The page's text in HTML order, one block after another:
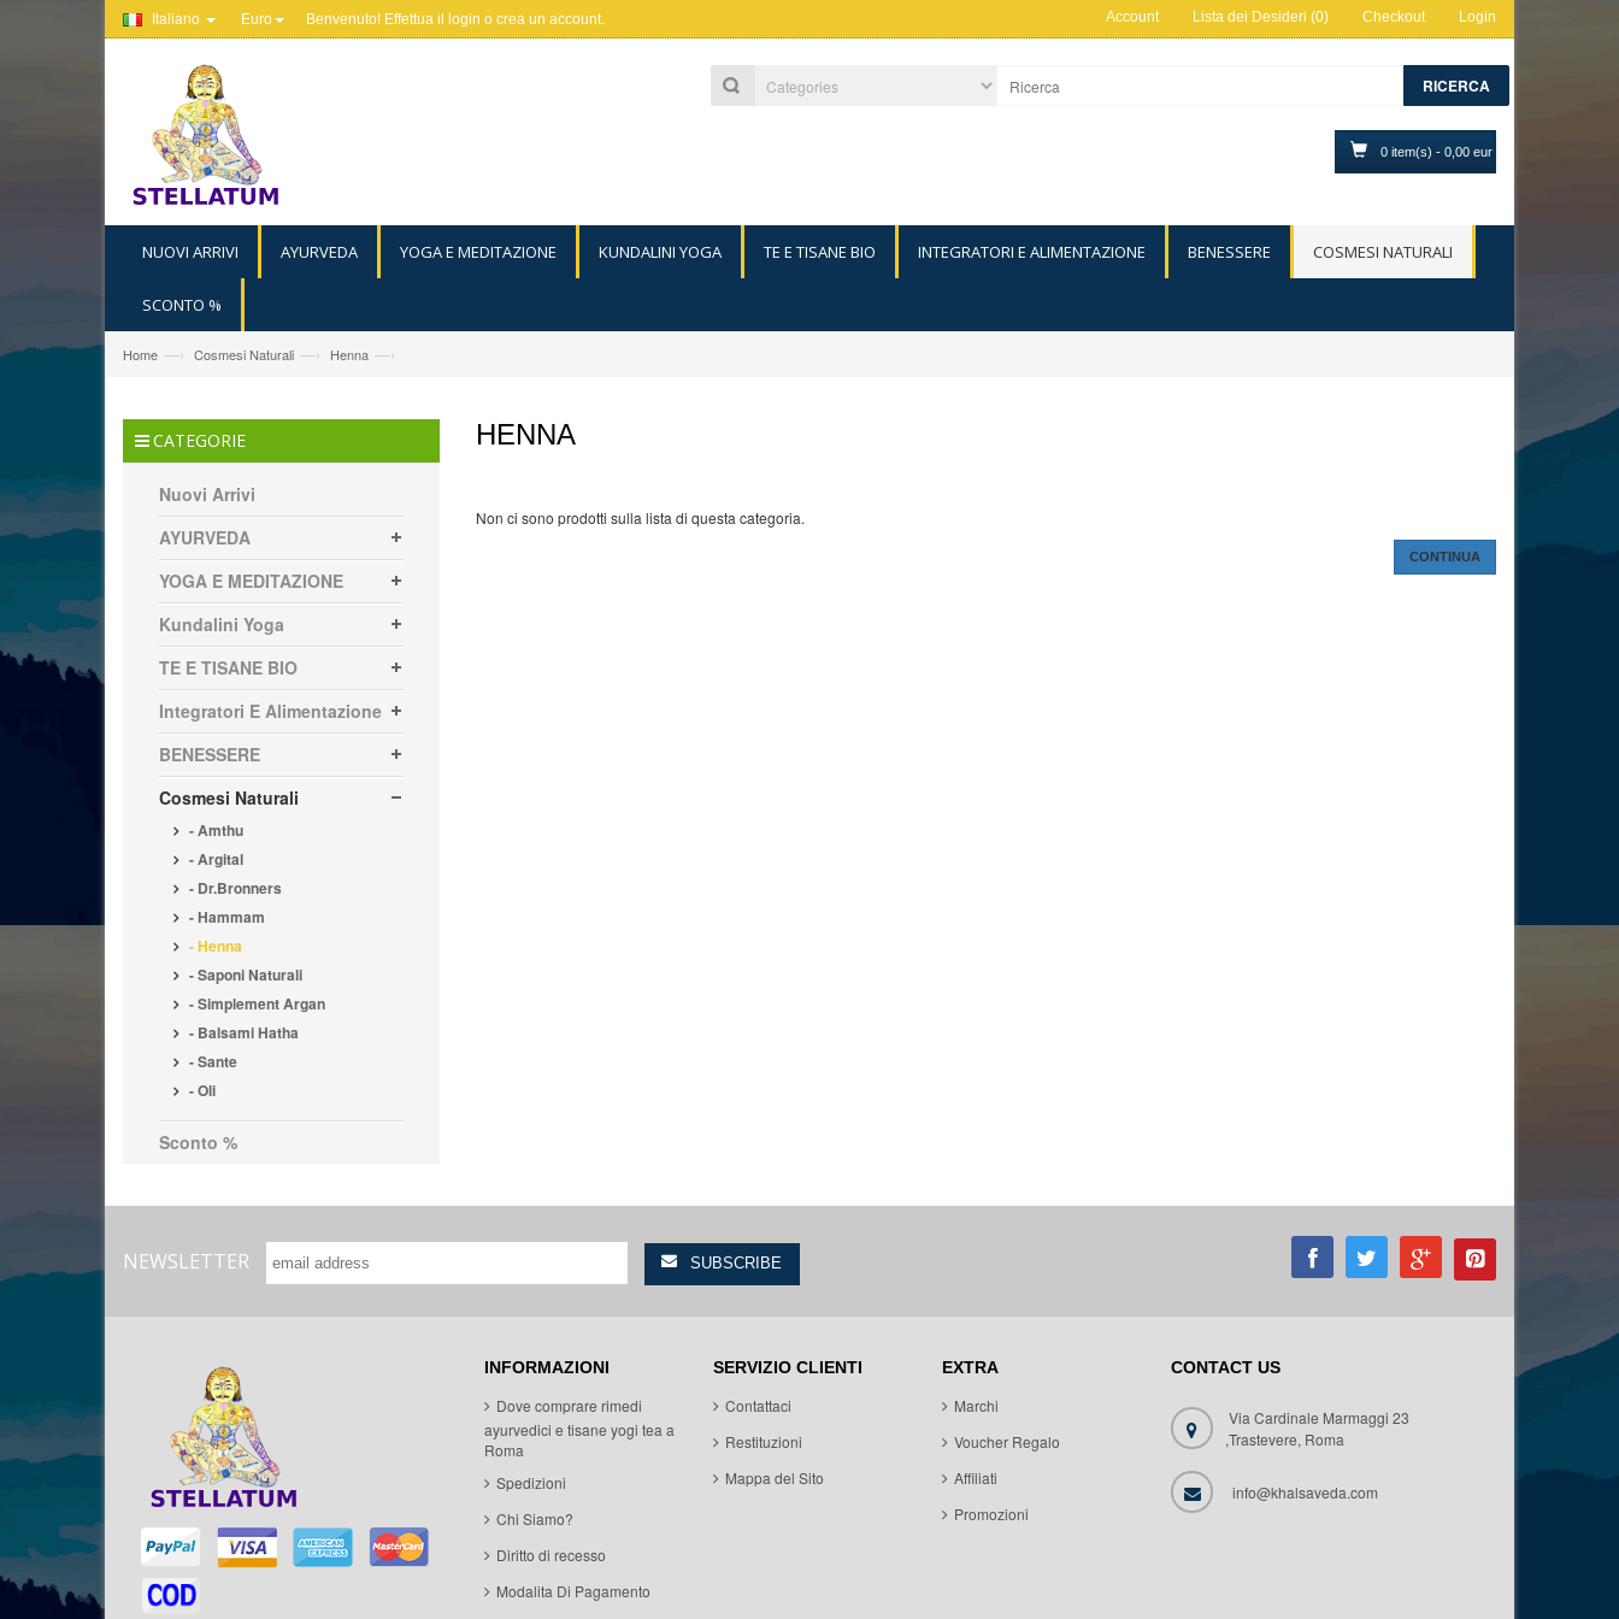
Italiano Euro Benvenuto! Effettua il login o crea un account. Account Lista dei Desideri (0) Checkout Login
RICERCA
0 item(s) - 0,00 eur
NUOVI ARRIVI AYURVEDA YOGA E MEDITAZIONE KUNDALINI YOGA TE E TISANE BIO INTEGRATORI E ALIMENTAZIONE BENESSERE COSMESI NATURALI
SCONTO %
Home —› Cosmesi Naturali —› Henna —›
CATEGORIE
Nuovi Arrivi
AYURVEDA
YOGA E MEDITAZIONE
Kundalini Yoga
TE E TISANE BIO
Integratori E Alimentazione
BENESSERE
Cosmesi Naturali
- Amthu
- Argital
- Dr.Bronners
- Hammam
- Henna
- Saponi Naturali
- Simplement Argan
- Balsami Hatha
- Sante
- Oli
Sconto %
HENNA
Non ci sono prodotti sulla lista di questa categoria.
CONTINUA
NEWSLETTER
INFORMAZIONI
Dove comprare rimedi
ayurvedici e tisane yogi tea a
Roma
Spedizioni
Chi Siamo?
Diritto di recesso
Modalita Di Pagamento
SERVIZIO CLIENTI
Contattaci
Restituzioni
Mappa del Sito
EXTRA
Marchi
Voucher Regalo
Affiliati
Promozioni
CONTACT US
Via Cardinale Marmaggi 23
,Trastevere, Roma
info@khalsaveda.com